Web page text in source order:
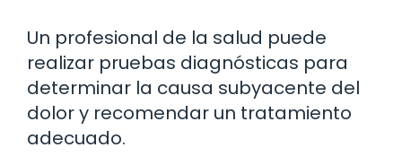
Un profesional de la salud puede
realizar pruebas diagnósticas para
determinar la causa subyacente del
dolor y recomendar un tratamiento
adecuado.